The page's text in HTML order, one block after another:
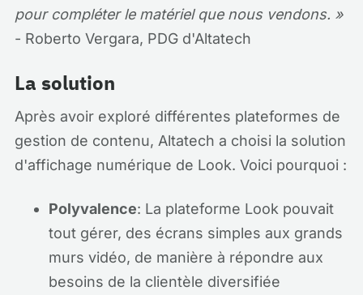
pour compléter le matériel que nous vendons. »
- Roberto Vergara, PDG d'Altatech
La solution
Après avoir exploré différentes plateformes de
gestion de contenu, Altatech a choisi la solution
d'affichage numérique de Look. Voici pourquoi :
Polyvalence: La plateforme Look pouvait
tout gérer, des écrans simples aux grands
murs vidéo, de manière à répondre aux
besoins de la clientèle diversifiée